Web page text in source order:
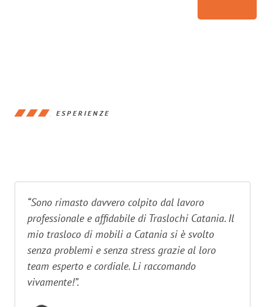
ESPERIENZE
“Sono rimasto davvero colpito dal lavoro
professionale e affidabile di Traslochi Catania. Il
mio trasloco di mobili a Catania si è svolto
senza problemi e senza stress grazie al loro
team esperto e cordiale. Li raccomando
vivamente!”.